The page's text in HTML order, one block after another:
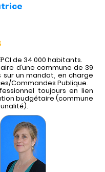
de 34 000 habitants.
d’une commune de 39
sur un mandat, en charge
Commandes Publique.
toujours en lien
budgétaire (commune